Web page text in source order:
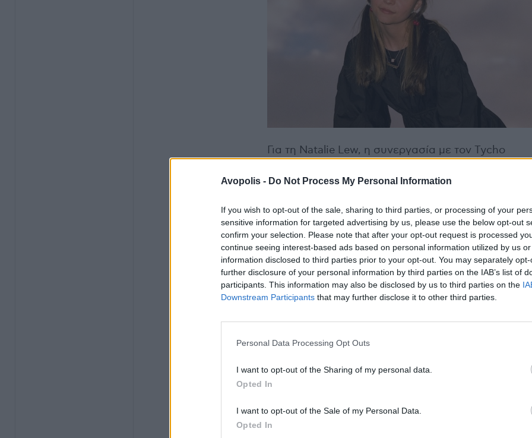
Avopolis - Do Not Process My Personal Information
If you wish to opt-out of the sale, sharing to third parties, or processing of your
sensitive information for targeted advertising by us, please use the below opt-out
confirm your selection. Please note that after your opt-out request is processed
continue seeing interest-based ads based on personal information utilized by us
information disclosed to third parties prior to your opt-out. You may separately
further disclosure of your personal information by third parties on the IAB’s list of
participants. This information may also be disclosed by us to third parties on the
Downstream Participants that may further disclose it to other third parties.
Personal Data Processing Opt Outs
I want to opt-out of the Sharing of my personal data.
Opted In
I want to opt-out of the Sale of my Personal Data.
Opted In
Για τη Natalie Lew, η συνεργασία με τον Tycho
επιθυμίας. Όπως λέει, όταν άκουσε το κομμάτι
ατμόσφαιρα των ήχων και των υφών του, γεγονός
την οδήγησε να γράψει στίχους γύρω από την ιδέα
να είσαι «παγιδευμένος σε ένα ακόμη κύμα».
θαυμάστρια του Tycho εδώ και χρόνια και η
συνεργαστώ μαζί του ήταν πραγματικά ένα
Scott δουλεύει με έναν εξαιρετικά δημιουργικό και
συνεργατικό τρόπο, κάνοντας όλη τη διαδικασία